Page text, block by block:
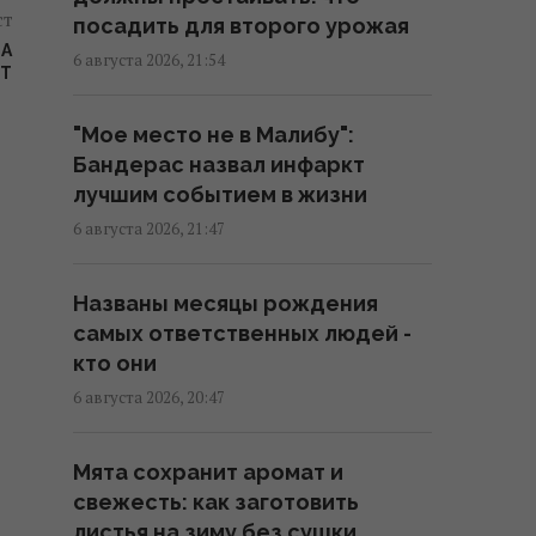
20:52 четверг, 06 августа 2026
оказался подделкой
20:49 четверг, 06 августа 2026
20:45 четверг, 06 августа 2026
Добраться на "ноль"
Business Insider
20:18 четверг, 06 августа 2026
посадить для второго урожая
6 августа 2026, 21:54
"Мое место не в Малибу":
Бандерас назвал инфаркт
лучшим событием в жизни
6 августа 2026, 21:47
Названы месяцы рождения
самых ответственных людей -
кто они
6 августа 2026, 20:47
Мята сохранит аромат и
свежесть: как заготовить